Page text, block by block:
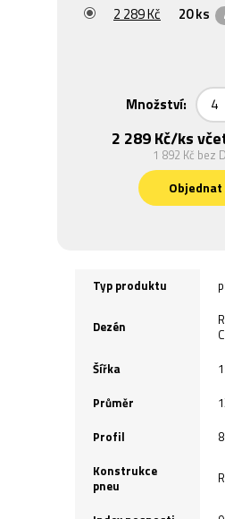
2 289 Kč 20 ks
Množství:
2 289 Kč/ks
1 892 Kč bez
Objednat
Typ produktu
Dezén
Šířka
Průměr
Profil
Konstrukce
pneu
R